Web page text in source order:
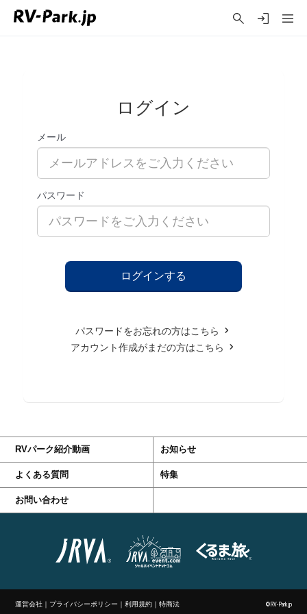
ログイン
メール
パスワード
パスワードをお忘れの方はこちら
アカウント作成がまだの方はこちら
RVパーク紹介動画 お知らせ
よくある質問 特集
お問い合わせ
運営会社 ｜ プライバシーポリシー ｜利用規約 ｜特商法 ©RV-Park.jp